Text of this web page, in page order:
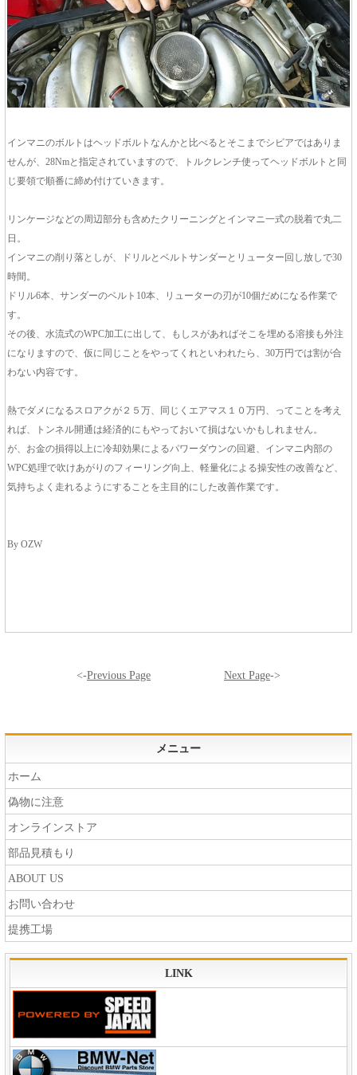
インマニのボルトはヘッドボルトなんかと比べるとそこまでシビアではありま
せんが、28Nmと指定されていますので、トルクレンチ使ってヘッドボルトと同
じ要領で順番に締め付けていきます。
リンケージなどの周辺部分も含めたクリーニングとインマニ一式の脱着で丸二
日。
インマニの削り落としが、ドリルとベルトサンダーとリューター回し放しで30
時間。
ドリル6本、サンダーのベルト10本、リューターの刃が10個だめになる作業で
す。
その後、水流式のWPC加工に出して、もしスがあればそこを埋める溶接も外注
になりますので、仮に同じことをやってくれといわれたら、30万円では割が合
わない内容です。
熱でダメになるスロアクが２５万、同じくエアマス１０万円、ってことを考え
れば、トンネル開通は経済的にもやっておいて損はないかもしれません。
が、お金の損得以上に冷却効果によるパワーダウンの回避、インマニ内部の
WPC処理で吹けあがりのフィーリング向上、軽量化による操安性の改善など、
気持ちよく走れるようにすることを主目的にした改善作業です。
By OZW
<-Previous Page Next Page->
メニュー
ホーム
偽物に注意
オンラインストア
部品見積もり
ABOUT US
お問い合わせ
提携工場
LINK